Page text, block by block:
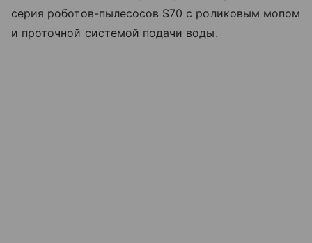
серия роботов-пылесосов S70 с роликовым мопом
и проточной системой подачи воды.